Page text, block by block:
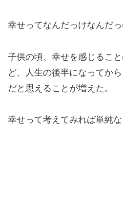
幸せってなんだっけなんだ
子供の頃、幸せを感じるこ
ど、人生の後半になってか
だと思えることが増えた。
幸せって考えてみれば単純